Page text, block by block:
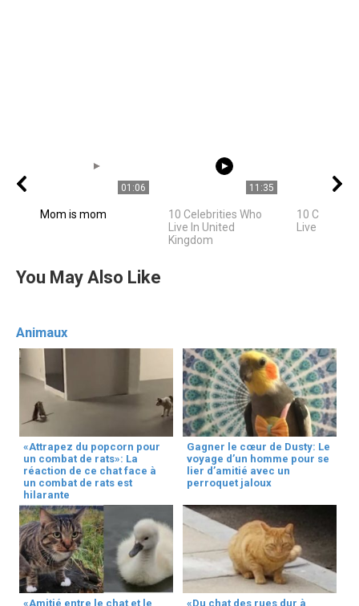
01:06
Mom is mom
11:35
10 Celebrities Who
Live In United
Kingdom
10
Live In Los
You May Also Like
Animaux
«Attrapez du popcorn pour
un combat de rats»: La
réaction de ce chat face à
un combat de rats est
hilarante
Gagner le cœur de Dusty: Le
voyage d’un homme pour se
lier d’amitié avec un
perroquet jaloux
«Amitié entre le chat et le
«Du chat des rues dur à